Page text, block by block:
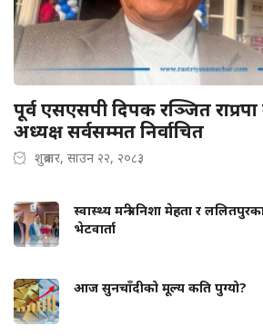
पूर्व एसएसपी दिपक रञ्जित
अध्यक्ष सर्वसम्मत निर्वाचित
शुक्रबार, साउन २२, २०८३
स्वास्थ्य मन्त्री निशा मेहता र
भेटवार्ता
आज सुनचाँदीको मूल्य कति पुग्यो?